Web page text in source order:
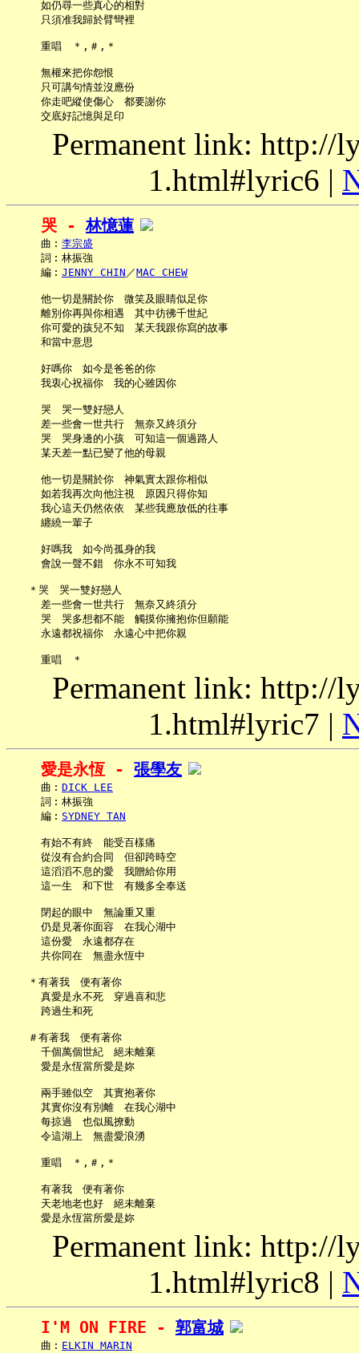
     如仍尋一些真心的相對
     只須准我歸於臂彎裡
     重唱　＊,＃,＊
     無權來把你怨恨
     只可講句情並沒應份
     你走吧縱使傷心　都要謝你
Permanent link: http://
1.html#lyric6 |
哭 - 林憶蓮
     曲︰
李宗盛
     詞︰林振強
     編︰
JENNY CHIN ／MAC CHEW
     他一切是關於你　微笑及眼睛似足你
     離別你再與你相遇　其中彷彿千世紀
     你可愛的孩兒不知　某天我跟你寫的故事
     和當中意思
     好嗎你　如今是爸爸的你
     我衷心祝福你　我的心雖因你
     哭　哭一雙好戀人
     差一些會一世共行　無奈又終須分
     哭　哭身邊的小孩　可知這一個過路人
     某天差一點已變了他的母親
     他一切是關於你　神氣實太跟你相似
     如若我再次向他注視　原因只得你知
     我心這天仍然依依　某些我應放低的往事
     纏繞一輩子
     好嗎我　如今尚孤身的我
     會說一聲不錯　你永不可知我
   ＊哭　哭一雙好戀人
     差一些會一世共行　無奈又終須分
     哭　哭多想都不能　觸摸你擁抱你但願能
     永遠都祝福你　永遠心中把你親
Permanent link: http://
1.html#lyric7 |
愛是永恆 - 張學友
     曲︰
DICK LEE
     詞︰林振強
     編︰
SYDNEY TAN
     有始不有終　能受百樣痛
     從沒有合約合同　但卻跨時空
     這滔滔不息的愛　我贈給你用
     這一生　和下世　有幾多全奉送
     閉起的眼中　無論重又重
     仍是見著你面容　在我心湖中
     這份愛　永遠都存在
     共你同在　無盡永恆中
   ＊有著我　便有著你
     真愛是永不死　穿過喜和悲
     跨過生和死
   ＃有著我　便有著你
     千個萬個世紀　絕未離棄
     愛是永恆當所愛是妳
     兩手雖似空　其實抱著你
     其實你沒有別離　在我心湖中
     每掠過　也似風撩動
     令這湖上　無盡愛浪湧
     重唱　＊,＃,＊
     有著我　便有著你
     天老地老也好　絕未離棄
Permanent link: http://
1.html#lyric8 |
I'M ON FIRE - 郭富城
     曲︰
ELKIN MARIN